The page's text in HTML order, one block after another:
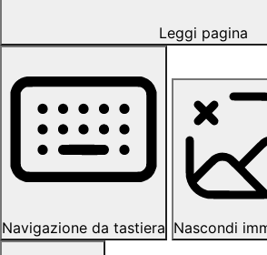
Leggi pagina
Navigazione da tastiera Nascondi